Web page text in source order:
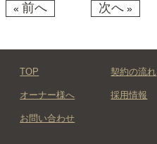
« 前へ 次へ »
TOP 契約の流れ
オーナー様へ 採用情報
お問い合わせ